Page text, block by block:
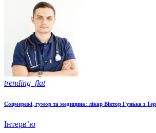
trending_flat
Соцмережі, гумор та медицина: лікар Віктор Гунька з
Інтерв’ю